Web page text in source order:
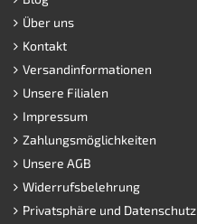
Über uns
Kontakt
Versandinformationen
Unsere Filialen
Impressum
Zahlungsmöglichkeiten
Unsere AGB
Widerrufsbelehrung
Privatsphäre und Datenschutz